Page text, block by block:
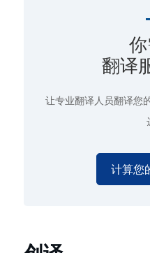
翻译
让专业翻译人员翻译您
计算您